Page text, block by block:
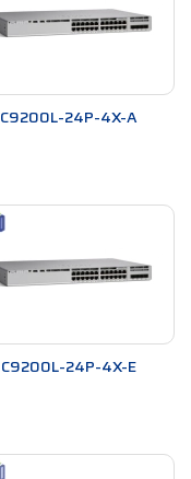
C9200L-24P-4X-A
C9200L-24P-4X-E